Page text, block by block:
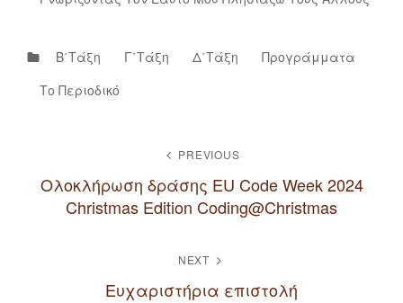
Categories
Β΄τάξη Γ΄τάξη Δ΄τάξη
Προγράμματα
Το Περιοδικό
ΆΡΘΡΩΝ
PREVIOUS
Ολοκλήρωση δράσης EU Code Week 2024
Christmas Edition Coding@Christmas
NEXT
Ευχαριστήρια επιστολή